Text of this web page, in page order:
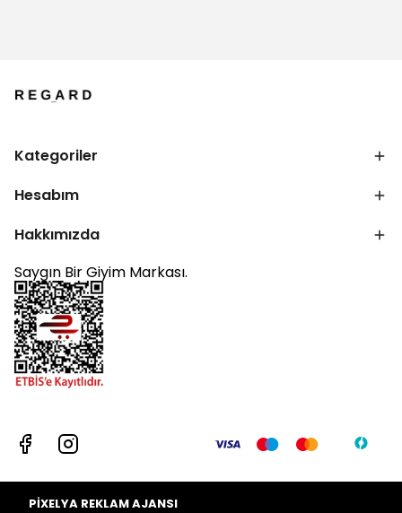
Kategoriler
Hesabım
Hakkımızda
Saygın Bir Giyim Markası.
PİXELYA REKLAM AJANSI